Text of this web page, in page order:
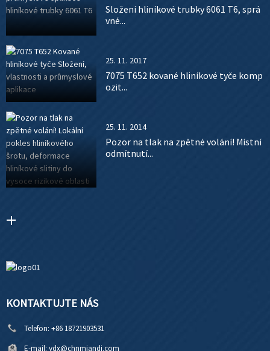
Složení hliníkové trubky 6061 T6, sprá
vné...
25. 11. 2017
7075 T652 kované hliníkové tyče komp
ozit...
25. 11. 2014
Pozor na tlak na zpětné volání! Místní
odmítnutí...
KONTAKTUJTE NÁS
Telefon: +86 18721903531
E-mail: ydx@chnmiandi.com